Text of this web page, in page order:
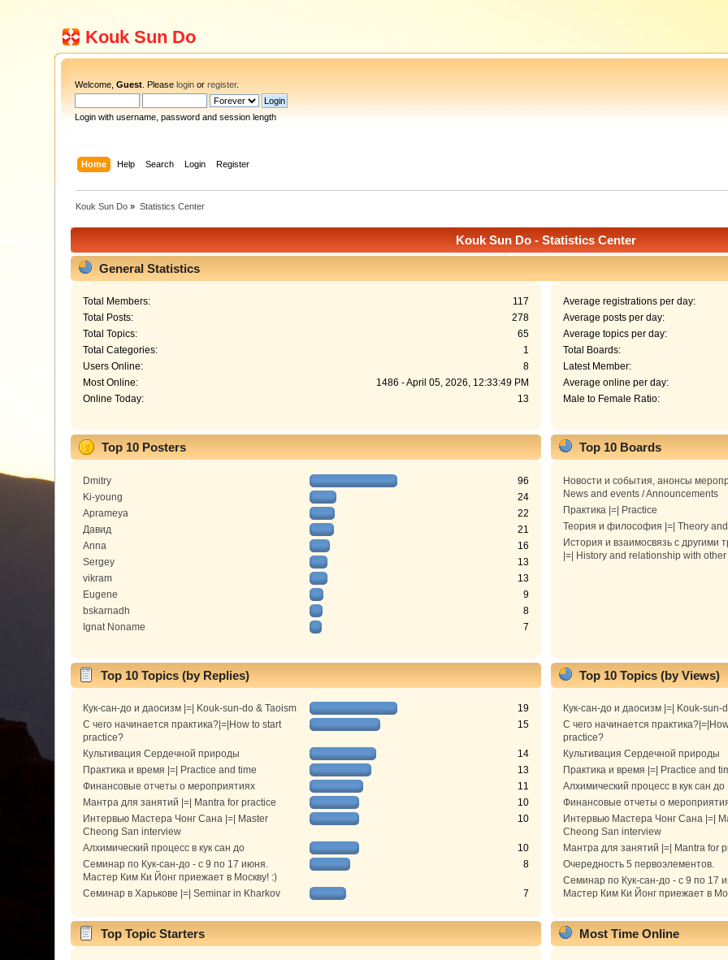
Kouk Sun Do
Welcome,Guest . Pleaselogin orregister.
Login with username, password and session length
Home Help Search Login Register
Kouk Sun Do » Statistics Center
Kouk Sun Do - Statistics Center
General Statistics
Total Members:
117
Total Posts:
278
Total Topics:
65
Total Categories:
1
Users Online:
8
Most Online:
1486 - April 05, 2026, 12:33:49 PM
Online Today:
13
Average registrations per day:
Average posts per day:
Average topics per day:
Total Boards:
Latest Member:
Average online per day:
Male to Female Ratio:
Top 10 Posters
Dmitry
96
Ki-young
24
Aprameya
22
Давид
21
Anna
16
Sergey
13
vikram
13
Eugene
9
bskarnadh
8
Ignat Noname
7
Top 10 Boards
Новости и события, анонсы
News and events / Announcements
Практика |=| Practice
Теория и философия |=| Theory
История и взаимосвязь с другими
|=| History and relationship with
Top 10 Topics (by Replies)
Кук-сан-до и даосизм |=| Kouk-sun-do & Taoism
19
С чего начинается практика?|=|How to start
practice?
15
Культивация Сердечной природы
14
Практика и время |=| Practice and time
13
Финансовые отчеты о мероприятиях
11
Мантра для занятий |=| Mantra for practice
10
Интервью Мастера Чонг Сана |=| Master
Cheong San interview
10
Алхимический процесс в кук сан до
10
Семинар по Кук-сан-до - с 9 по 17 июня.
Мастер Ким Ки Йонг приежает в Москву! :)
8
Семинар в Харькове |=| Seminar in Kharkov 7
Top 10 Topics (by Views)
Кук-сан-до и даосизм |=| Kouk-sun-
С чего начинается
practice?
Культивация Сердечной природы
Практика и время |=| Practice and
Алхимический процесс в кук сан до
Финансовые отчеты о
Интервью Мастера Чонг Сана |=|
Cheong San interview
Мантра для занятий |=| Mantra for
Очередность 5 первоэлементов.
Семинар по Кук-сан-до - с 9 по 17
Мастер Ким Ки Йонг приежает в
Top Topic Starters Most Time Online